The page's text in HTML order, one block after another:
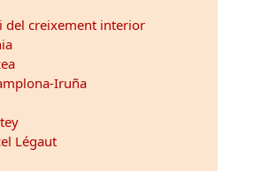
del creixement interior
Iruña
Légaut